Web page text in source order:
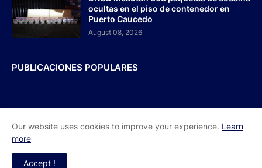
ocultas en el piso de contenedor en
Puerto Caucedo
August 08, 2026
PUBLICACIONES POPULARES
El Faro RD - Todos los derechos reservados 2026
Inicio Acerca de Nosotros
Contactos
Our website uses cookies to improve your experience. Learn
more
Accept !